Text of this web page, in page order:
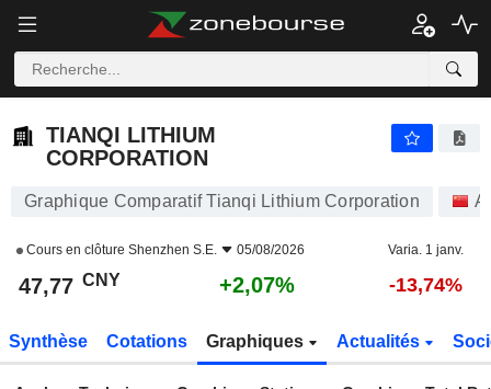
TIANQI LITHIUM
CORPORATION
Graphique Comparatif Tianqi Lithium Corporation
Cours en clôture Shenzhen S.E. 05/08/2026 Varia. 1 janv.
47,77 CNY +2,07% -13,74%
Synthèse Cotations Graphiques Actualités